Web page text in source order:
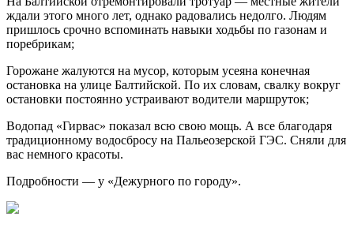
ждали этого много лет, однако радовались недолго. Людям
пришлось срочно вспоминать навыки ходьбы по газонам и
поребрикам;
Горожане жалуются на мусор, которым усеяна конечная
остановка на улице Балтийской. По их словам, свалку вокруг
остановки постоянно устраивают водители маршруток;
Водопад «Гирвас» показал всю свою мощь. А все благодаря
традиционному водосбросу на Пальеозерской ГЭС. Сняли для
вас немного красоты.
Подробности — у «Дежурного по городу».